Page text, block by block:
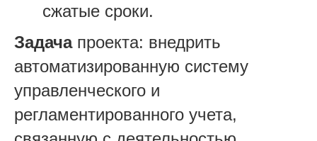
сжатые сроки.
Задачапроекта: внедрить
автоматизированную систему
управленческого и
регламентированного учета,